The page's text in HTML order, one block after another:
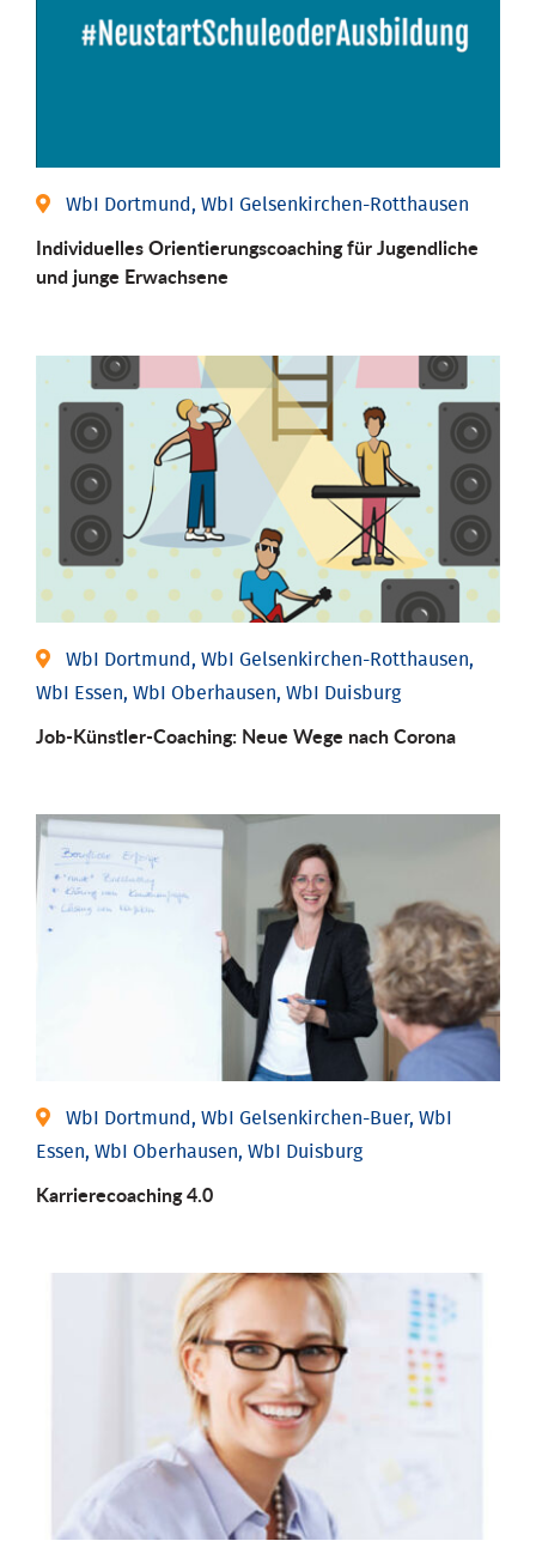
WbI Dortmund, WbI Gelsenkirchen-Rotthausen
Individuelles Orientierungscoaching für Jugendliche
und junge Erwachsene
WbI Dortmund, WbI Gelsenkirchen-Rotthausen,
WbI Essen, WbI Oberhausen, WbI Duisburg
Job-Künstler-Coaching: Neue Wege nach Corona
WbI Dortmund, WbI Gelsenkirchen-Buer, WbI
Essen, WbI Oberhausen, WbI Duisburg
Karriere­coaching 4.0